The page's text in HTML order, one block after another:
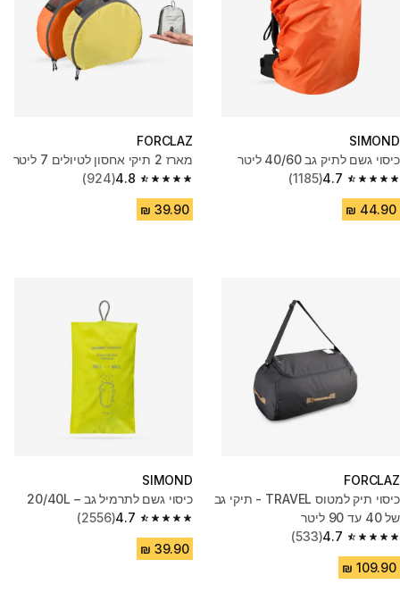
SIMOND
כיסוי גשם לתיק גב 40/60 ליטר
4.7
4.7 out of 5 stars from 1185 reviews
(1185)
FORCLAZ
מארז 2 תיקי אחסון לטיולים 7 ליטר
4.8
4.8 out of 5 stars from 924 reviews
(924)
FORCLAZ
כיסוי תיק למטוס TRAVEL - תיקי גב
של 40 עד 90 ליטר
4.7
4.7 out of 5 stars from 533 reviews
(533)
SIMOND
כיסוי גשם לתרמיל גב – 20/40L
4.7
4.7 out of 5 stars from 2556 reviews
(2556)